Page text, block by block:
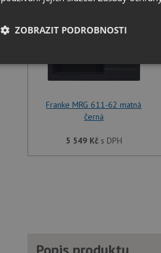
Franke MRG 611-62 matná
černá
5 549 Kčs DPH
ZOBRAZIT PODROBNOSTI
Nezbytně nutné
Výkonové
Nezbytně nutné soubory cookie umožňují
stránky nelze bez nezbytně nutných souborů